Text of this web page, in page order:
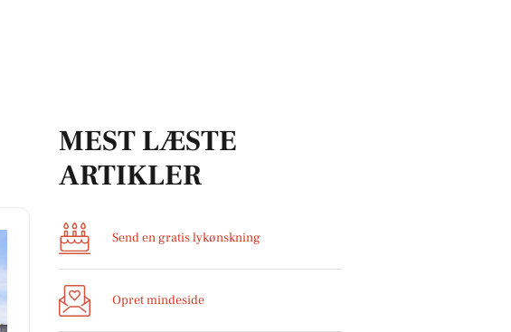
MEST LÆSTE
ARTIKLER
Send en gratis lykønskning
Opret mindeside